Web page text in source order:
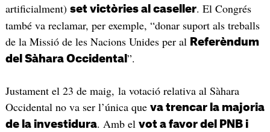
artificialment) set victòries al caseller. El Congrés
també va reclamar, per exemple, “donar suport als treballs
de la Missió de les Nacions Unides per al Referèndum
del Sàhara Occidental ”.
Justament el 23 de maig, la votació relativa al Sàhara
Occidental no va ser l’única que va trencar la majoria
de la investidura. Amb el vot a favor del PNB i